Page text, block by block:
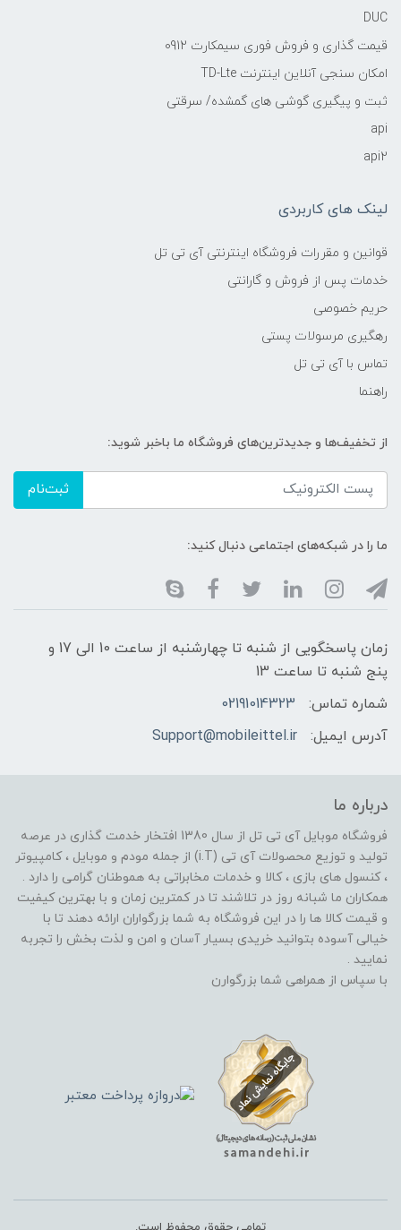
DUC
قیمت گذاری و فروش فوری سیمکارت 0912
امکان سنجی آنلاین اینترنت TD-Lte
ثبت و پیگیری گوشی های گمشده/ سرقتی
api
api2
لینک های کاربردی
قوانین و مقررات فروشگاه اینترنتی آی تی تل
خدمات پس از فروش و گارانتی
حریم خصوصی
رهگیری مرسولات پستی
تماس با آی تی تل
راهنما
از تخفیف‌ها و جدیدترین‌های فروشگاه ما باخبر شوید:
ثبت‌نام
ما را در شبکه‌های اجتماعی دنبال کنید:
زمان پاسخگویی از شنبه تا چهارشنبه از ساعت 10 الی 17 و
پنج شنبه تا ساعت 13
شماره تماس:
02191014323
آدرس ایمیل:
Support@mobileittel.ir
درباره ما
فروشگاه موبایل آی تی تل از سال 1380 افتخار خدمت گذاری در عرصه
تولید و توزیع محصولات آی تی (i.T) از جمله مودم و موبایل ، کامپیوتر
، کنسول های بازی ، کالا و خدمات مخابراتی به هموطنان گرامی را دارد .
همکاران ما شبانه روز در تلاشند تا در کمترین زمان و با بهترین کیفیت
و قیمت کالا ها را در این فروشگاه به شما بزرگواران ارائه دهند تا با
خیالی آسوده بتوانید خریدی بسیار آسان و امن و لذت بخش را تجربه
نمایید .
با سپاس از همراهی شما بزرگوارن